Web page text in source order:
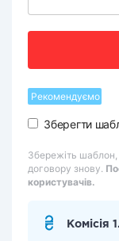
Рекомендуємо
Зберегти
Збережіть
договору знову.
користувачів.
Комісія